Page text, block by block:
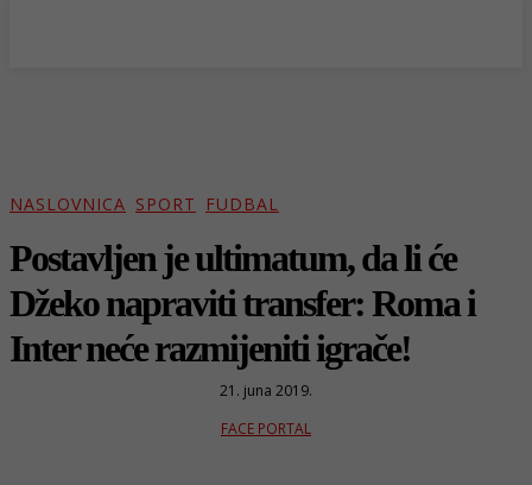
NASLOVNICA SPORT FUDBAL
Postavljen je ultimatum, da li će
Džeko napraviti transfer: Roma i
Inter neće razmijeniti igrače!
21. juna 2019.
FACE PORTAL